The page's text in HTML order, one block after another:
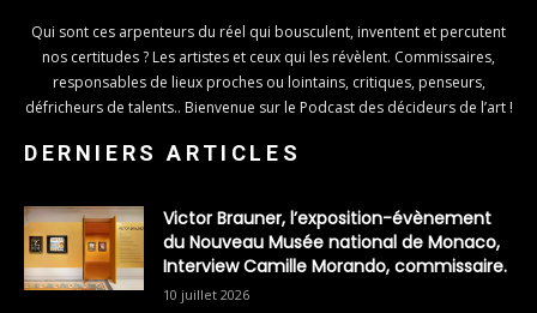
Qui sont ces arpenteurs du réel qui bousculent, inventent et percutent
nos certitudes ? Les artistes et ceux qui les révèlent. Commissaires,
responsables de lieux proches ou lointains, critiques, penseurs,
défricheurs de talents.. Bienvenue sur le Podcast des décideurs de l’art !
DERNIERS ARTICLES
Victor Brauner, l’exposition-évènement
du Nouveau Musée national de Monaco,
Interview Camille Morando, commissaire.
10 juillet 2026